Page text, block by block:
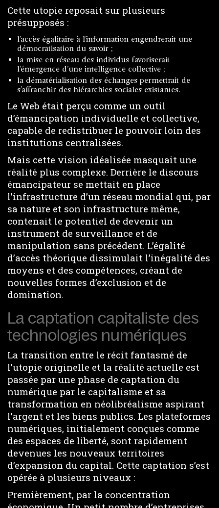
Cette utopie reposait sur plusieurs
présupposés :
l’accès égalitaire à l’information engendrerait une
démocratisation du savoir ;
la mise en réseau des individus favoriserait
l’émergence d’une intelligence collective ;
la dématérialisation des échanges permettrait de
s’affranchir des hiérarchies sociales existantes.
Le Web était perçu comme un outil
d’émancipation individuelle et collective,
capable de redistribuer le pouvoir loin des
institutions centralisées.
Mais cette vision idéalisée masquait une
réalité plus complexe. Derrière le discours
émancipateur se mettait en place
l’infrastructure d’un réseau mondial qui, par
sa nature et son infrastructure même,
contenait le potentiel de devenir un
instrument de surveillance et de
manipulation sans précédent. L’égalité
d’accès théorique dissimulait l’inégalité des
moyens et des compétences, créant de
nouvelles formes d’exclusion et de
domination.
La captation capitaliste des
technologies numériques
La transition entre le récit fantasmé de
l’utopie originelle et la réalité actuelle est
passée par une phase de captation du
numérique par le capitalisme et sa
transformation en néolibréalisme aspirant
l’argent et les biens publics. Les plateformes
numériques, initialement conçues comme
des espaces de liberté, sont rapidement
devenues les nouveaux territoires
d’expansion du capital. Cette captation s’est
opérée à plusieurs niveaux :
Premièrement, par la concentration